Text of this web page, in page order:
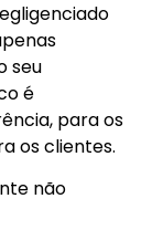
seu
é
para os
os clientes.
não